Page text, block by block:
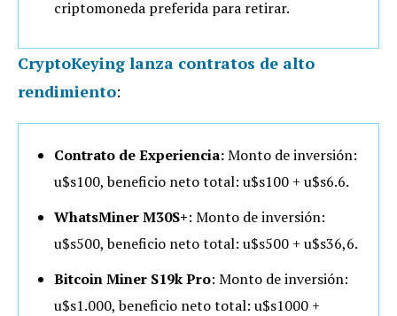
criptomoneda preferida para retirar.
CryptoKeying lanza contratos de alto
rendimiento:
Contrato de Experiencia:Monto de inversión:
u$s100, beneficio neto total: u$s100 + u$s6.6.
WhatsMiner M30S+: Monto de inversión:
u$s500, beneficio neto total: u$s500 + u$s36,6.
Bitcoin Miner S19k Pro: Monto de inversión:
u$s1.000, beneficio neto total: u$s1000 +